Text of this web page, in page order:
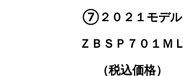
⑦２０２１モデル
ＺＢＳＰ７０１ＭＬ
（税込価格）